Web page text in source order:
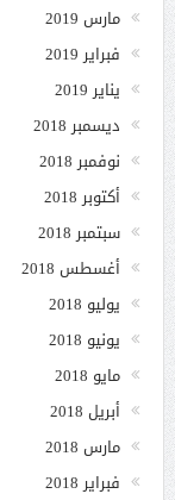
مارس 2019
فبراير 2019
يناير 2019
ديسمبر 2018
نوفمبر 2018
أكتوبر 2018
سبتمبر 2018
أغسطس 2018
يوليو 2018
يونيو 2018
مايو 2018
أبريل 2018
مارس 2018
فبراير 2018